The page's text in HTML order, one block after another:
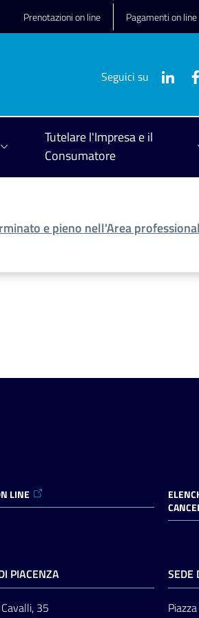
Prenotazioni on line Pagamenti on line
Seguici su
Tutelare l'Impresa e il
Consumatore
e pieno nell'Area
LINE
PIACENZA
35
SEDE